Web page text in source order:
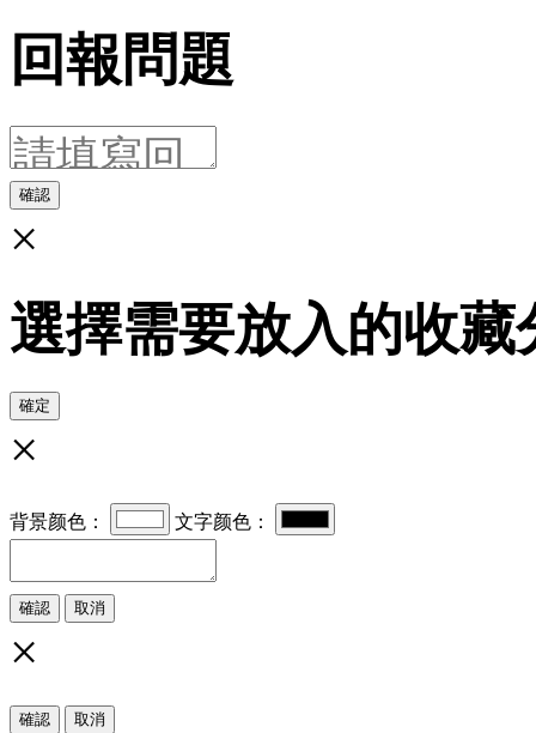
回報問題
確認
×
選擇需要放入的收藏
確定
×
背景颜色： 文字颜色：
確認 取消
×
確認 取消